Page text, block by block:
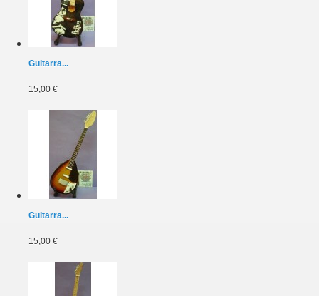
Guitarra...
15,00 €
Guitarra...
15,00 €